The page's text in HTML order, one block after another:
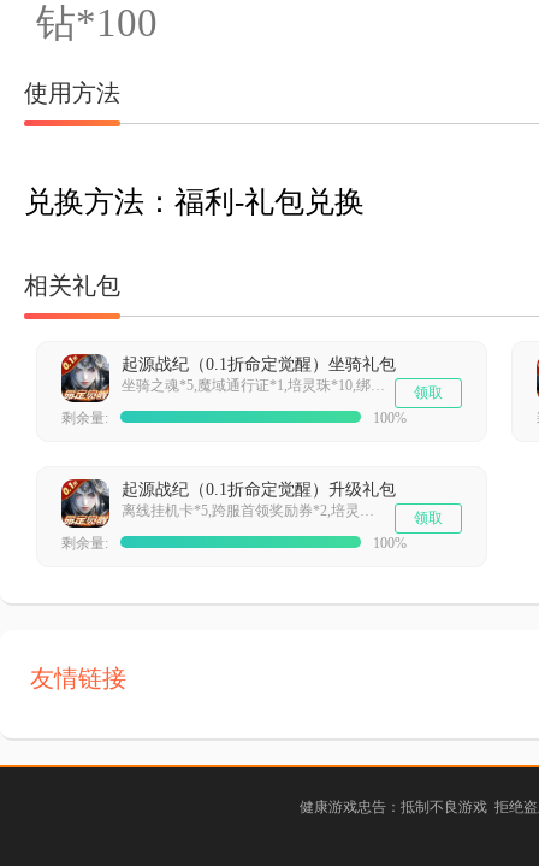
钻*100
使用方法
兑换方法：福利-礼包兑换
相关礼包
起源战纪（0.1折命定觉醒）坐骑礼包
坐骑之魂*5,魔域通行证*1,培灵珠*10,绑钻*100
剩余量:
100%
领取
起源战纪（0.1折命定觉醒）升级礼包
离线挂机卡*5,跨服首领奖励券*2,培灵珠*10,绑钻*100
剩余量:
100%
领取
友情链接
健康游戏忠告：抵制不良游戏 拒绝